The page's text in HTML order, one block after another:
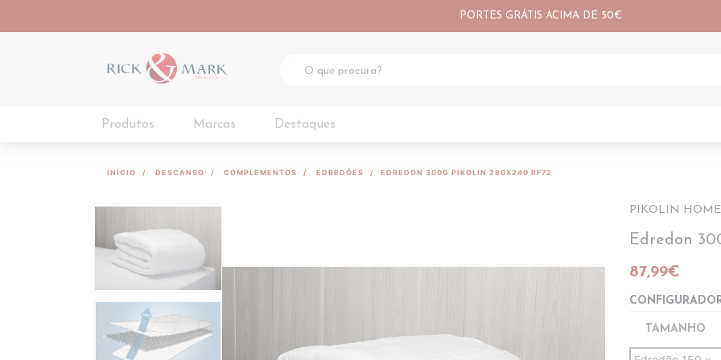
PORTES GRÁTIS ACIMA DE 50€
Produtos Marcas Destaques
INÍCIO DESCANSO COMPLEMENTOS EDREDÕES EDREDON 300G PIKOLIN 280X240 RF72
PIKOLIN HOME
Edredon
87,99€
TAMANHO